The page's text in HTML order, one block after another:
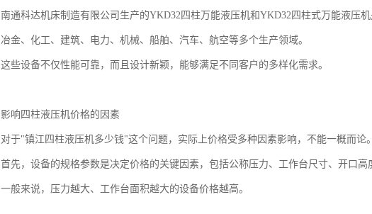
南通科达机床制造有限公司生产的YKD32四柱万能液压机和YKD32四柱式万能液压
冶金、化工、建筑、电力、机械、船舶、汽车、航空等多个生产领域。
这些设备不仅性能可靠，而且设计新颖，能够满足不同客户的多样化需求。
影响四柱液压机价格的因素
对于"镇江四柱液压机多少钱"这个问题，实际上价格受多种因素影响，不能一概而论
首先，设备的规格参数是决定价格的关键因素，包括公称压力、工作台尺寸、开口高
一般来说，压力越大、工作台面积越大的设备价格越高。